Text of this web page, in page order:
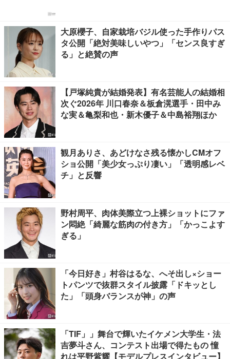
大原櫻子、自家栽培バジル使った手作りパス
タ公開「絶対美味しいやつ」「センス良すぎ
る」と絶賛の声
【戸塚純貴が結婚発表】有名芸能人の結婚相
次ぐ2026年 川口春奈＆板倉滉選手・田中み
な実＆亀梨和也・新木優子＆中島裕翔ほか
観月ありさ、あどけなさ残る懐かしCMオフ
ショ公開「美少女っぷり凄い」「透明感レベ
チ」と反響
野村周平、肉体美際立つ上裸ショットにファ
ン悶絶「綺麗な筋肉の付き方」「かっこよす
ぎる」
「今日好き」村谷はるな、へそ出し×ショー
トパンツで抜群スタイル披露「ドキッとし
た」「頭身バランスが神」の声
「TIF」」舞台で輝いたイケメン大学生・法
吉夢斗さん、コンテスト出場で得たもの 憧
れは平野紫耀【モデルプレスインタビュー】